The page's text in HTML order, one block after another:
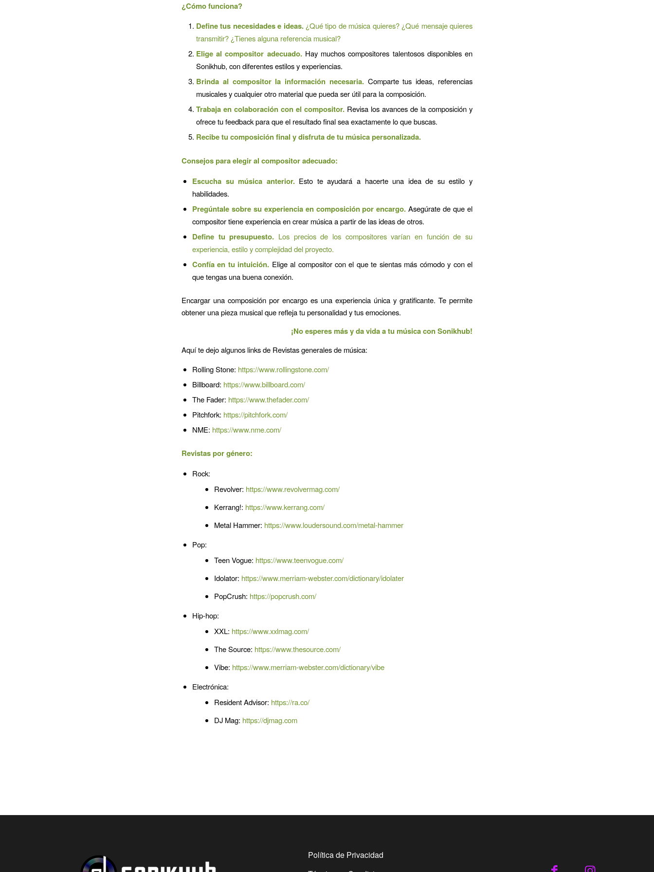
¿Cómo funciona?
Define tus necesidades e ideas. ¿Qué tipo de música quieres? ¿Qué mensaje quieres
transmitir? ¿Tienes alguna referencia musical?
Elige al compositor adecuado.Hay muchos compositores talentosos disponibles en
Sonikhub, con diferentes estilos y experiencias.
Brinda al compositor la información necesaria.Comparte tus ideas, referencias
musicales y cualquier otro material que pueda ser útil para la composición.
Trabaja en colaboración con el compositor.Revisa los avances de la composición y
ofrece tu feedback para que el resultado final sea exactamente lo que buscas.
Recibe tu composición final y disfruta de tu música personalizada.
Consejos para elegir al compositor adecuado:
Escucha su música anterior.Esto te ayudará a hacerte una idea de su estilo y
habilidades.
Pregúntale sobre su experiencia en composición por encargo. Asegúrate de que el
compositor tiene experiencia en crear música a partir de las ideas de otros.
Define tu presupuesto. Los precios de los compositores varían en función de su
experiencia, estilo y complejidad del proyecto.
Confía en tu intuición. Elige al compositor con el que te sientas más cómodo y con el
que tengas una buena conexión.
Encargar una composición por encargo es una experiencia única y gratificante. Te permite
obtener una pieza musical que refleja tu personalidad y tus emociones.
¡No esperes más y da vida a tu música con Sonikhub!
Aquí te dejo algunos links de Revistas generales de música:
Rolling Stone: https://www.rollingstone.com/
Billboard: https://www.billboard.com/
The Fader: https://www.thefader.com/
Pitchfork: https://pitchfork.com/
NME: https://www.nme.com/
Revistas por género:
Rock:
Revolver: https://www.revolvermag.com/
Kerrang!: https://www.kerrang.com/
Metal Hammer: https://www.loudersound.com/metal-hammer
Pop:
Teen Vogue: https://www.teenvogue.com/
Idolator: https://www.merriam-webster.com/dictionary/idolater
PopCrush: https://popcrush.com/
Hip-hop:
XXL: https://www.xxlmag.com/
The Source: https://www.thesource.com/
Vibe: https://www.merriam-webster.com/dictionary/vibe
Electrónica:
Resident Advisor: https://ra.co/
DJ Mag: https://djmag.com
Política de Privacidad